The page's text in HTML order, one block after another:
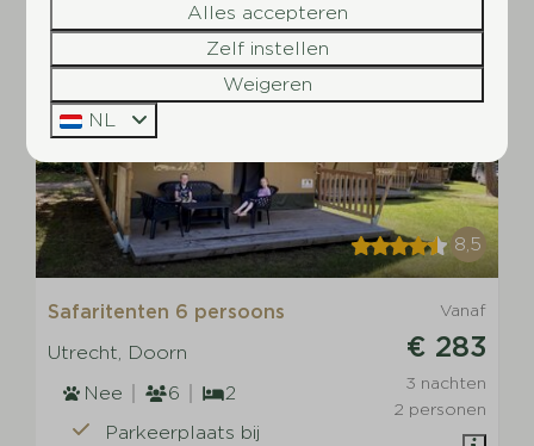
UITGELICHT
8,5
Vanaf
€ 283
3 nachten
2 personen
Safaritenten 6 persoons
Utrecht, Doorn
Nee
6
2
Parkeerplaats bij
Alles accepteren
Zelf instellen
Weigeren
NL